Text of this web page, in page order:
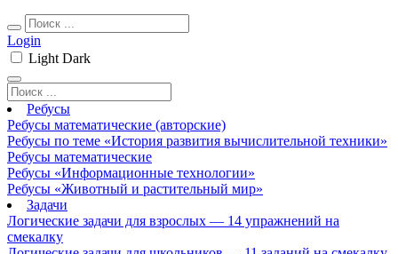
Login
Light Dark
Ребусы
Ребусы математические (авторские)
Ребусы по теме «История развития вычислительной техники»
Ребусы математические
Ребусы «Информационные технологии»
Ребусы «Животный и растительный мир»
Задачи
Логические задачи для взрослых — 14 упражнений на
смекалку